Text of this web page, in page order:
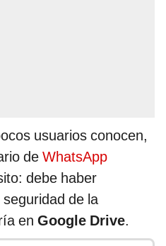
usuarios conocen,
de WhatsApp
debe haber
de la
en Google Drive.